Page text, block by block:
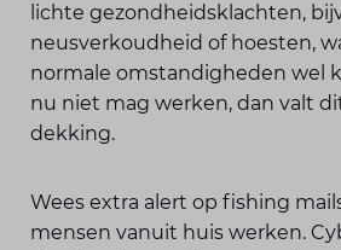
lichte gezondheidsklachten,
neusverkoudheid of hoesten,
normale omstandigheden wel
nu niet mag werken, dan valt
dekking.
Wees extra alert op fishing
mensen vanuit huis werken.